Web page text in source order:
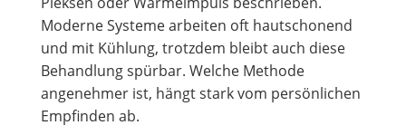
Moderne Systeme arbeiten oft hautschonend
und mit Kühlung, trotzdem bleibt auch diese
Behandlung spürbar. Welche Methode
angenehmer ist, hängt stark vom persönlichen
Empfinden ab.